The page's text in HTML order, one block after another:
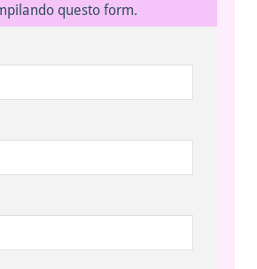
questo form.